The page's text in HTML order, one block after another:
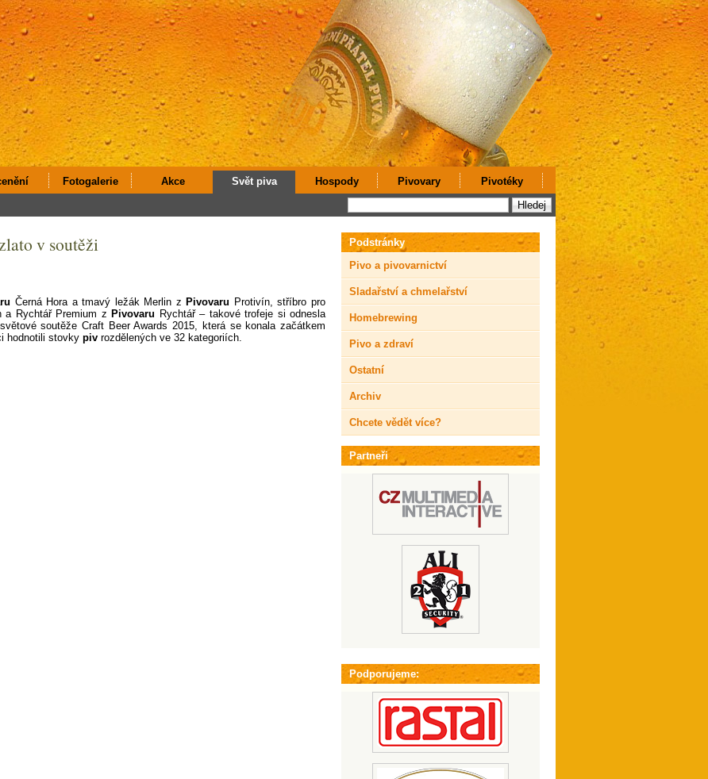
Fotogalerie Akce Svět piva Hospody Pivovary Pivotéky
v soutěži
Černá Hora a tmavý ležák Merlin z Pivovaru Protivín, stříbro pro
a Rychtář Premium z Pivovaru Rychtář – takové trofeje si odnesla
soutěže Craft Beer Awards 2015, která se konala začátkem
hodnotili stovky piv rozdělených ve 32 kategoriích.
Podstránky
Pivo a pivovarnictví
Sladařství a chmelařství
Homebrewing
Pivo a zdraví
Ostatní
Archiv
Chcete vědět více?
Partneři
Podporujeme: